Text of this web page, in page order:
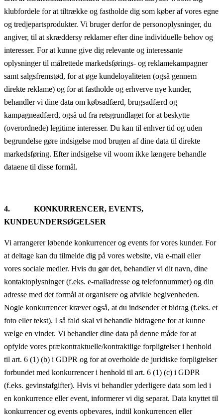
klubfordele for at tiltrække og fastholde dig som køber af vores egne
og tredjepartsprodukter. Vi bruger derfor de personoplysninger, du
angiver, til at skræddersy reklamer efter dine individuelle behov og
interesser. For at kunne give dig relevante og interessante
oplysninger til målrettede markedsførings- og reklamekampagner
samt salgsfremstød, for at øge kundeloyaliteten (også gennem
direkte reklame) og for at fastholde og erhverve nye kunder,
behandler vi dine data om købsadfærd, brugsadfærd og
kampagneadfærd, også ud fra retsgrundlaget for at beskytte
(overordnede) legitime interesser. Du kan til enhver tid og uden
begrundelse gøre indsigelse mod brugen af dine data til direkte
markedsføring. Efter indsigelse vil woom ikke længere behandle
dataene til disse formål.
4. KONKURRENCER, EVENTS,
KUNDEUNDERSØGELSER
Vi arrangerer løbende konkurrencer og events for vores kunder. For
at deltage kan du tilmelde dig på vores website, via e-mail eller
vores sociale medier. Hvis du gør det, behandler vi dit navn, dine
kontaktoplysninger (f.eks. e-mailadresse og telefonnummer) og din
adresse med det formål at organisere og afvikle begivenheden.
Nogle konkurrencer kræver også, at du indsender et bidrag (f.eks. et
foto eller tekst). I så fald skal vi behandle bidragene for at kunne
vælge en vinder. Vi behandler dine data på denne måde for at
opfylde vores prækontraktuelle/kontraktlige forpligtelser i henhold
til art. 6 (1) (b) i GDPR og for at overholde de juridiske forpligtelser
forbundet med konkurrencer i henhold til art. 6 (1) (c) i GDPR
(f.eks. gevinstafgifter). Hvis vi behandler yderligere data som led i
en konkurrence eller event, informerer vi dig separat. Data knyttet til
konkurrencer og events opbevares, indtil konkurrencen eller